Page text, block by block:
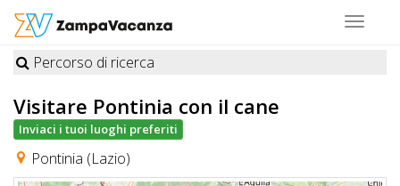
Toggle
STRUTTURE
A
DOG
Percorso di ricerca
Visitare Pontinia con il cane
Inviaci i tuoi luoghi preferiti
Pontinia (Lazio)